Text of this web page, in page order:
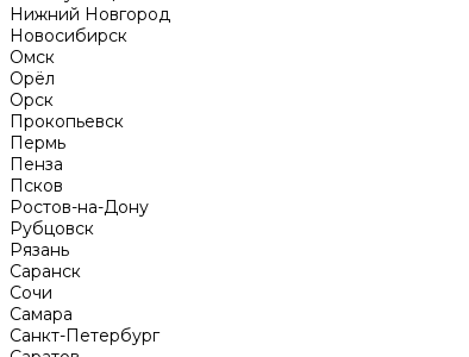
Нижний Новгород
Новосибирск
Омск
Орёл
Орск
Прокопьевск
Пермь
Пенза
Псков
Ростов-на-Дону
Рубцовск
Рязань
Саранск
Сочи
Самара
Санкт-Петербург